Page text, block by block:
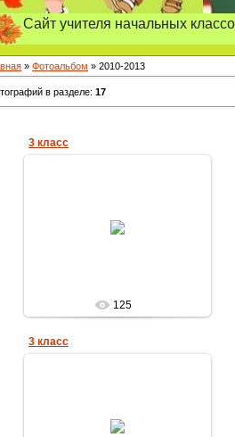
начальных классов
» Фотоальбом » 2010-2013
в разделе: 17
3 класс
125
3 класс